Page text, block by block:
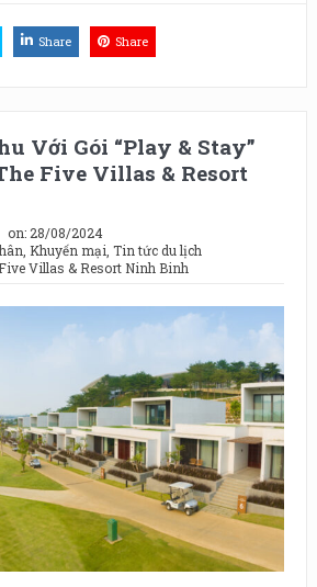
Share Share
Với Gói “Play & Stay”
Five Villas & Resort
on:28/08/2024
, Khuyến mại, Tin tức du lịch
Villas & Resort Ninh Binh